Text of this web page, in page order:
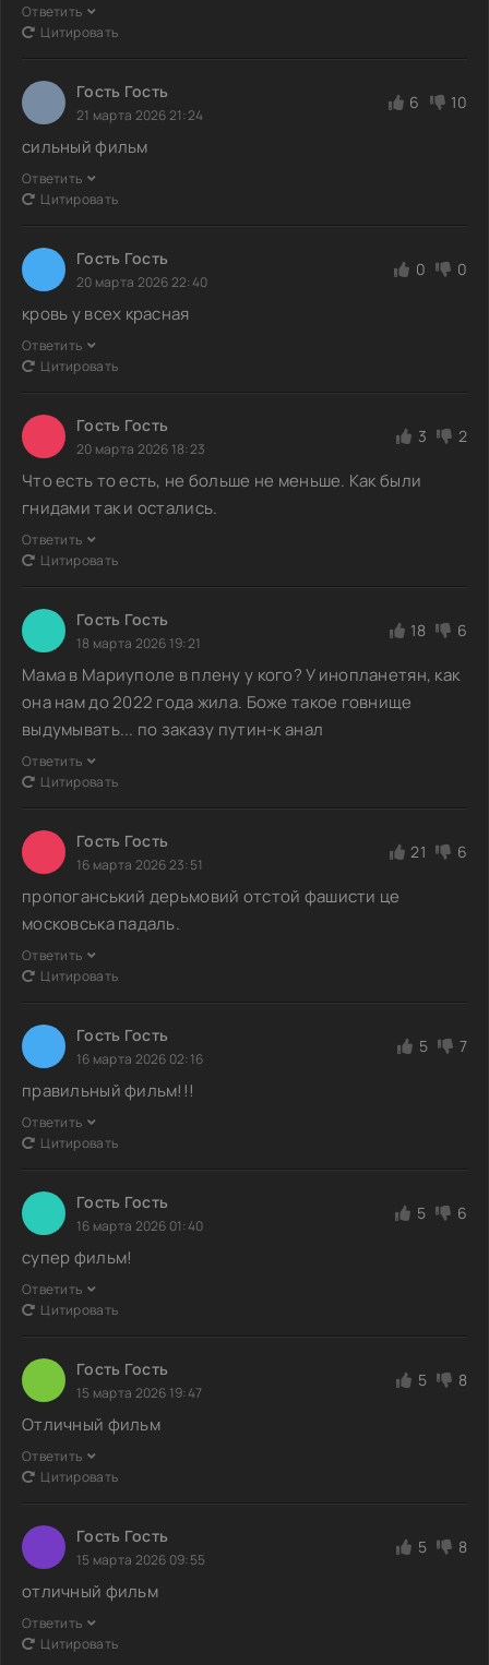
Ответить
Цитировать
Гость Гость
21 марта 2026 21:24
6 10
сильный фильм
Ответить
Цитировать
Гость Гость
20 марта 2026 22:40
0 0
кровь у всех красная
Ответить
Цитировать
Гость Гость
20 марта 2026 18:23
3 2
Что есть то есть, не больше не меньше. Как были
гнидами так и остались.
Ответить
Цитировать
Гость Гость
18 марта 2026 19:21
18 6
Мама в Мариуполе в плену у кого? У инопланетян, как
она нам до 2022 года жила. Боже такое говнище
выдумывать... по заказу путин-к анал
Ответить
Цитировать
Гость Гость
16 марта 2026 23:51
21 6
пропоганський дерьмовий отстой фашисти це
московська падаль.
Ответить
Цитировать
Гость Гость
16 марта 2026 02:16
5 7
правильный фильм!!!
Ответить
Цитировать
Гость Гость
16 марта 2026 01:40
5 6
супер фильм!
Ответить
Цитировать
Гость Гость
15 марта 2026 19:47
5 8
Отличный фильм
Ответить
Цитировать
Гость Гость
15 марта 2026 09:55
5 8
отличный фильм
Ответить
Цитировать